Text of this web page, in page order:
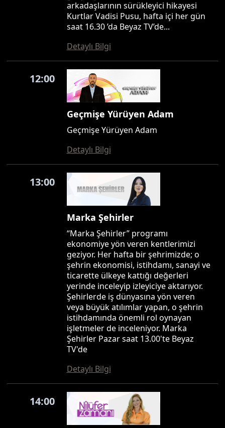
arkadaşlarının sürükleyici hikayesi
Kurtlar Vadisi Pusu, hafta içi her gün
saat 16.30 ’da Beyaz TV’de...
Detaylı Bilgi
12:00
Geçmişe Yürüyen Adam
Geçmişe Yürüyen Adam
Detaylı Bilgi
13:00
Marka Şehirler
“Marka Şehirler” programı
ekonomiye yön veren kentlerimizi
geziyor. Her hafta bir şehrimizde; o
şehrin ekonomisi, istihdamı, sanayi ve
ticarette ülkeye kattığı değerleri
yerinde inceleyip izleyiciye aktarıyor.
Şehirlerde iş dünyasına yön veren
veya büyük atılımlar yapan, o şehrin
istihdamında önemli rol oynayan
işletmeler de inceleniyor. Marka
Şehirler Pazar saat 13.00'te Beyaz
TV'de
Detaylı Bilgi
14:00